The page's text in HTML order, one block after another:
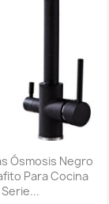
Ósmosis Negro
Para Cocina
Serie...